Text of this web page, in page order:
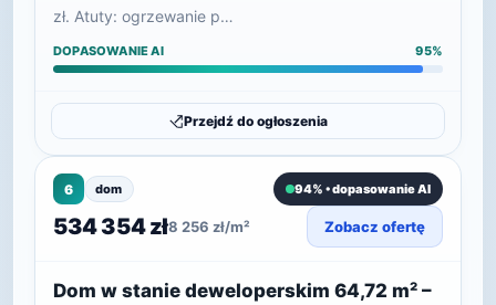
zł. Atuty: ogrzewanie p…
DOPASOWANIE AI 95%
Przejdź do ogłoszenia
6 dom 94% • dopasowanie AI
534 354 zł8 256 zł/m² Zobacz ofertę
Dom w stanie deweloperskim 64,72 m² –